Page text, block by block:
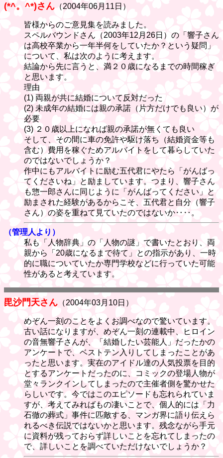
(*^。^*)さん （2004年06月11日）
皆様からのご意見集を読みました。
スペルバウンドさん（2003年12月26日）の「響子さん
は高校卒業から一年半何をしていたか？という疑問」
について、私は次のように考えます。
結論から先に言うと、満２０歳になるまでの時間稼ぎ
と思います。
理由
(1) 両親が共に結婚について反対だった
(2) 未成年の結婚には親の承諾（片方だけでも良い）が
必要
(3) ２０歳以上になれば親の承諾が無くても良い
そして、その間に車の免許や駆け落ち（結婚資金等も
含む）費用を稼ぐためアルバイトをして暮らしていた
のではないでしょうか？
作中にもアルバイトに励む五代君にやたら「がんばっ
てくださいね」と励ましています。つまり、響子さん
も惣一郎さんに同じように「がんばってください」と
励まされた経験があるからこそ、五代君と自分（響子
さん）の姿を重ねて見ていたのではないか‥‥。
（管理人より）
私も「人物辞典」の「人物の謎」で書いたとおり、両
親から「20歳になるまで待て」との指示があり、一時
的に職についていたか専門学校などに行っていた可能
性があると考えています。
毘沙門天さん （2004年03月10日）
めぞん一刻のことをよくお調べなので驚いています。
古い話になりますが、めぞん一刻の連載中、ヒロイン
の音無響子さんが、「結婚したい芸能人」だったかの
アンケートで、ベストテン入りしてしまったことがあ
ったと思います。実在のアイドル達の人気投票を目的
とするアンケートだったのに、コミックの登場人物が
堂々ランクインしてしまったので主催者側を驚かせた
らしいです。今ではこのエピソードも忘れられていま
すが、考えてみればもの凄いことで、個人的には「力
石徹の葬式」事件に匹敵する、マンガ界に語り伝えら
れるべき伝説ではないかと思います。残念ながら手元
に資料が残っておらず詳しいことを忘れてしまったの
で、詳しいことを調べていただけないでしょうか？